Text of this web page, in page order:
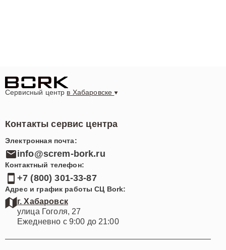
Сервисный центр в Хабаровске
Контакты сервис центра
Электронная почта:
info@screm-bork.ru
Контактный телефон:
+7 (800) 301-33-87
Адрес и график работы СЦ Bork:
г. Хабаровск
улица Гоголя, 27
Ежедневно с 9:00 до 21:00